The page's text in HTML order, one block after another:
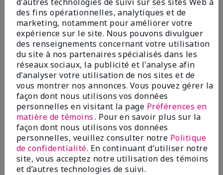
Ajouter au sac Ajouter au sac
Pinceau pour fond de teint
liquide Mary Kayᴹᴰ
20,00 $
Pinceau pour le repli de l’œil
Mary Kayᴹᴰ
15,00 $
des fins opérationnelles, analytiques et de
marketing, notamment pour améliorer votre
expérience sur le site. Nous pouvons divulguer
des renseignements concernant votre utilisation
du site à nos partenaires spécialisés dans les
réseaux sociaux, la publicité et l'analyse afin
d'analyser votre utilisation de nos sites et de
vous montrer nos annonces. Vous pouvez gérer la
façon dont nous utilisons vos données
personnelles en visitant la page Préférences en
matière de témoins. Pour en savoir plus sur la
façon dont nous utilisons vos données
personnelles, veuillez consulter notre Politique
de confidentialité. En continuant d’utiliser notre
site, vous acceptez notre utilisation des témoins
et d’autres technologies de suivi.